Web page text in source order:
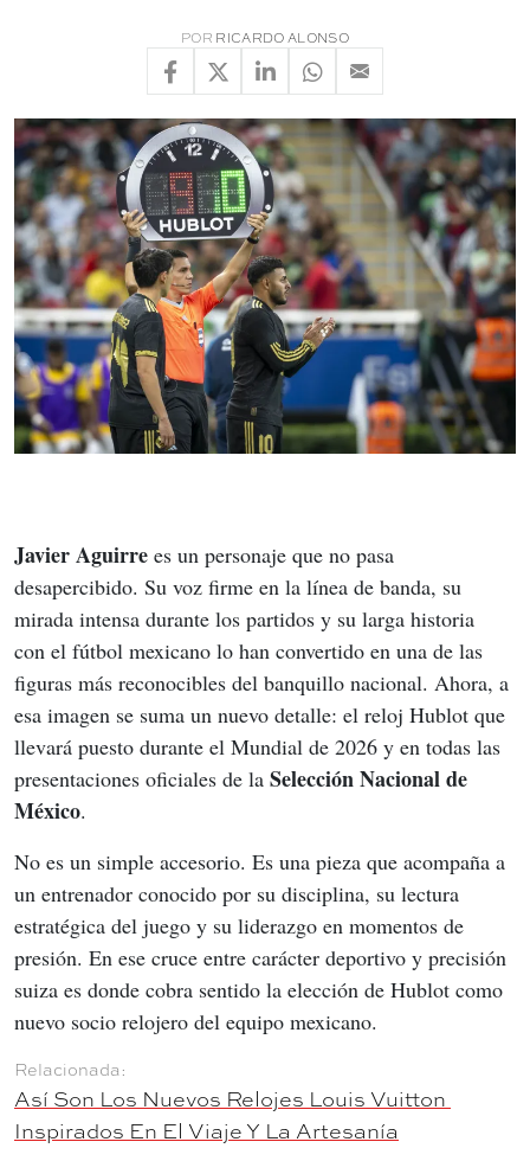
POR RICARDO ALONSO
Javier Aguirre es un personaje que no pasa
desapercibido. Su voz firme en la línea de banda, su
mirada intensa durante los partidos y su larga historia
con el fútbol mexicano lo han convertido en una de las
figuras más reconocibles del banquillo nacional. Ahora, a
esa imagen se suma un nuevo detalle: el reloj Hublot que
llevará puesto durante el Mundial de 2026 y en todas las
presentaciones oficiales de la Selección Nacional de
México.
No es un simple accesorio. Es una pieza que acompaña a
un entrenador conocido por su disciplina, su lectura
estratégica del juego y su liderazgo en momentos de
presión. En ese cruce entre carácter deportivo y precisión
suiza es donde cobra sentido la elección de Hublot como
nuevo socio relojero del equipo mexicano.
Así Son Los Nuevos Relojes Louis Vuitton
Inspirados En El Viaje Y La Artesanía